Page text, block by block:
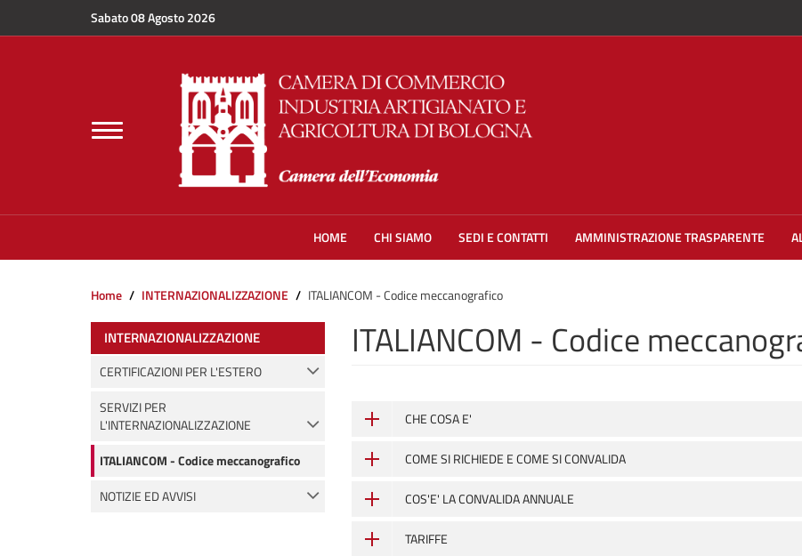
Sabato 08 Agosto 2026
Toggle
navigation
HOME CHI SIAMO SEDI E CONTATTI AMMINISTRAZIONE TRASPARENTE
Home INTERNAZIONALIZZAZIONE ITALIANCOM - Codice meccanografico
INTERNAZIONALIZZAZIONE
CERTIFICAZIONI PER L'ESTERO
SERVIZI PER
L'INTERNAZIONALIZZAZIONE
ITALIANCOM - Codice meccanografico
NOTIZIE ED AVVISI
ITALIANCOM - Codice
CHE COSA E'
COME SI RICHIEDE E COME SI CONVALIDA
COS'E' LA CONVALIDA ANNUALE
TARIFFE